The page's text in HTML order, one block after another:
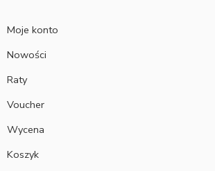
Moje konto
Nowości
Raty
Voucher
Wycena
Koszyk